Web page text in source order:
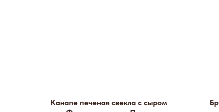
Канапе печеная свекла с сыром